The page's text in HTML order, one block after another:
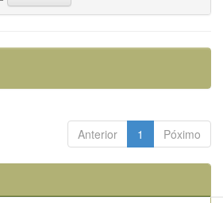
Anterior 1 Póximo